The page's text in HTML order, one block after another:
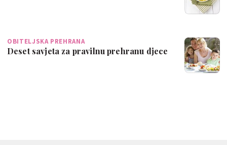
OBITELJSKA PREHRANA
Deset savjeta za pravilnu prehranu djece